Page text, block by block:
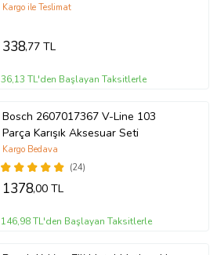
Kargo ile Teslimat
338,77 TL
36,13 TL'den Başlayan Taksitlerle
Bosch 2607017367 V-Line 103
Parça Karışık Aksesuar Seti
(24)
Kargo Bedava
1378,00 TL
146,98 TL'den Başlayan Taksitlerle